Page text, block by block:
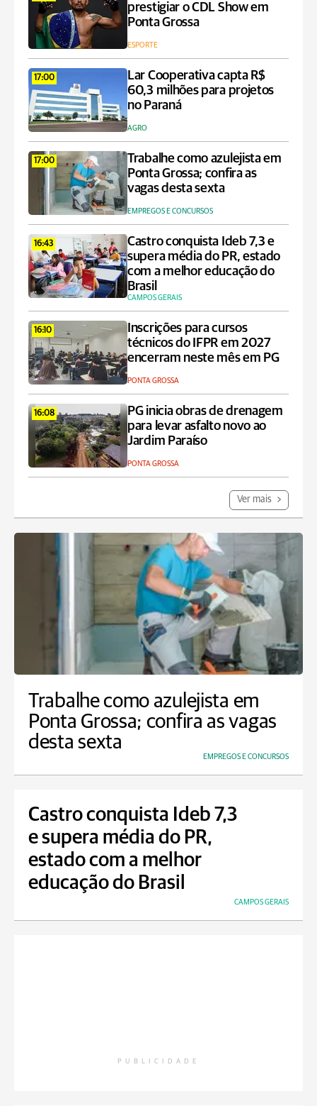
prestigiar o CDL Show em
Ponta Grossa
ESPORTE
17:00
Lar Cooperativa capta R$
60,3 milhões para projetos
no Paraná
AGRO
17:00
Trabalhe como azulejista em
Ponta Grossa; confira as
vagas desta sexta
EMPREGOS E CONCURSOS
16:43
Castro conquista Ideb 7,3 e
supera média do PR, estado
com a melhor educação do
Brasil
CAMPOS GERAIS
16:10
Inscrições para cursos
técnicos do IFPR em 2027
encerram neste mês em PG
PONTA GROSSA
16:08
PG inicia obras de drenagem
para levar asfalto novo ao
Jardim Paraíso
PONTA GROSSA
Ver mais
Trabalhe como azulejista em
Ponta Grossa; confira as vagas
desta sexta
EMPREGOS E CONCURSOS
Castro conquista Ideb 7,3
e supera média do PR,
estado com a melhor
educação do Brasil
CAMPOS GERAIS
PUBLICIDADE